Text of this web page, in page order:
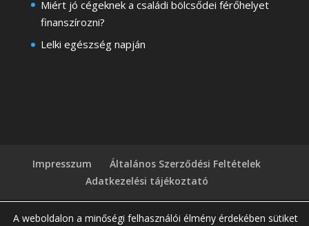
Miért jó cégeknek a családi bölcsődei férőhelyet
finanszírozni?
Lelki egészség napján
Impresszum
Általános Szerződési Feltételek
Adatkezelési tájékoztató
A weboldalon a minőségi felhasználói élmény érdekében sütiket